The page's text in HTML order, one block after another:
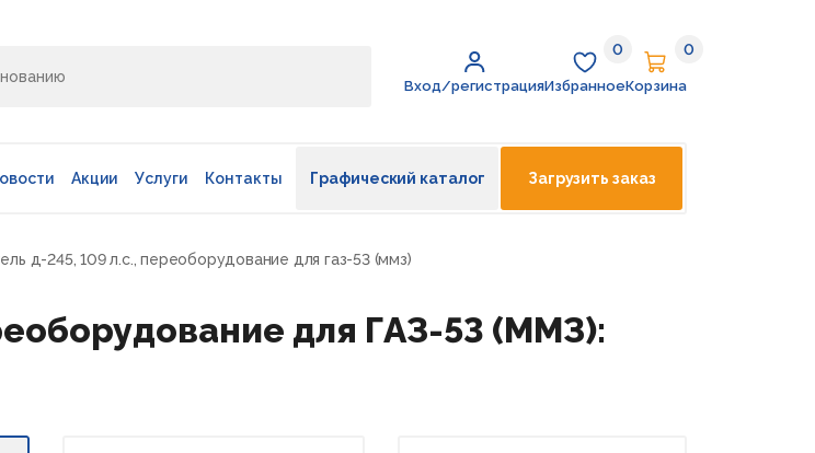
Вход/регистрация
Избранное
0
Избранное
Корзина
0
Корзина
Акции Услуги Контакты Графический каталог Загрузить заказ
д-245, 109 л.с., переоборудование для газ-53 (ммз)
для ГАЗ-53 (ММЗ):